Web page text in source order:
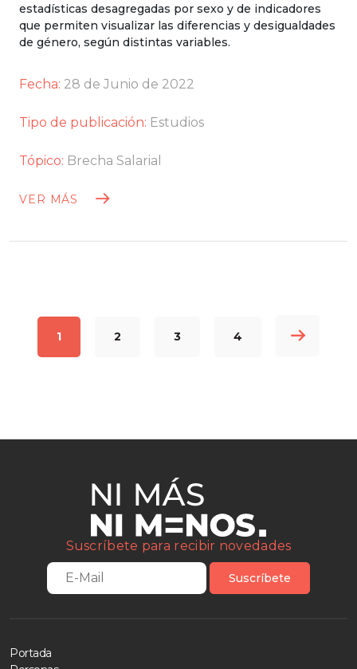
estadísticas desagregadas por sexo y de indicadores
que permiten visualizar las diferencias y desigualdades
de género, según distintas variables.
Fecha: 28 de Junio de 2022
Tipo de publicación: Estudios
Tópico: Brecha Salarial
VER MÁS
1 2 3 4
Suscríbete para recibir novedades
Suscríbete
Portada